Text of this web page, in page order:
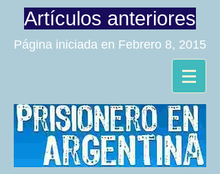
Artículos anteriores
Página iniciada en Febrero 8, 2015